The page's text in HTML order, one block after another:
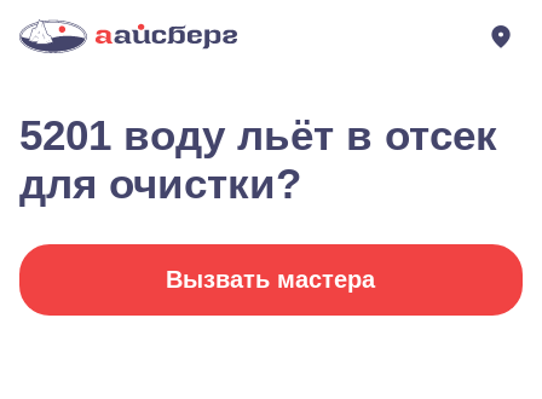
5201 воду льёт в отсек
для очистки?
Вызвать мастера